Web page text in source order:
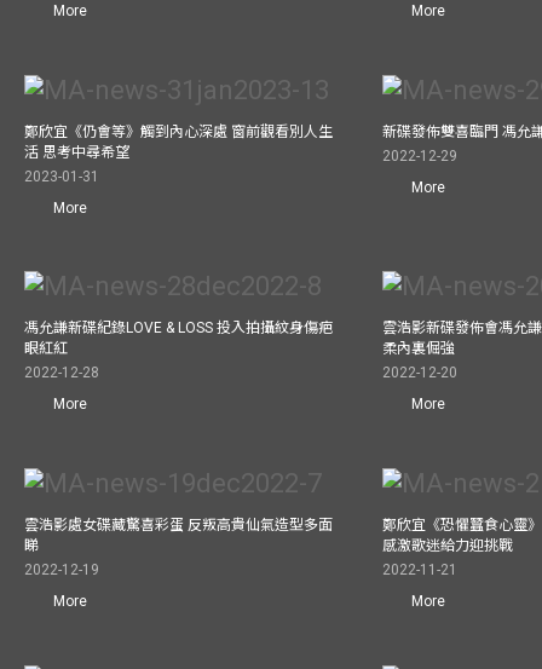
More
More
鄭欣宜《仍會等》觸到內心深處 窗前觀看別人生
活 思考中尋希望
2023-01-31
More
新碟發佈雙喜臨門 馮允
2022-12-29
More
馮允謙新碟紀錄LOVE & LOSS 投入拍攝紋身傷疤
眼紅紅
2022-12-28
More
雲浩影新碟發佈會馮允
柔內裏倔強
2022-12-20
More
雲浩影處女碟藏驚喜彩蛋 反叛高貴仙氣造型多面
睇
2022-12-19
More
鄭欣宜《恐懼蠶食心靈
感激歌迷給力迎挑戰
2022-11-21
More